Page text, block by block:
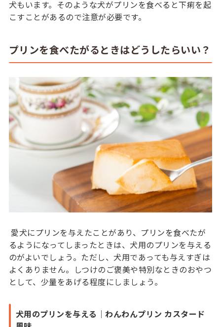
犬もいます。そのような犬がプリンを食べると下痢を起
こすことがあるので注意が必要です。
プリンを食べたがるときはどうしたらいい？
愛犬にプリンを与えたことがあり、プリンを食べたが
るようになってしまったときは、犬用のプリンを与える
のがよいでしょう。ただし、犬用であっても与えすぎは
よくありません。しつけのご褒美や特別なときのおやつ
として、少量をあげる程度にしましょう。
犬用のプリンを与える｜わんわんプリン カスタード